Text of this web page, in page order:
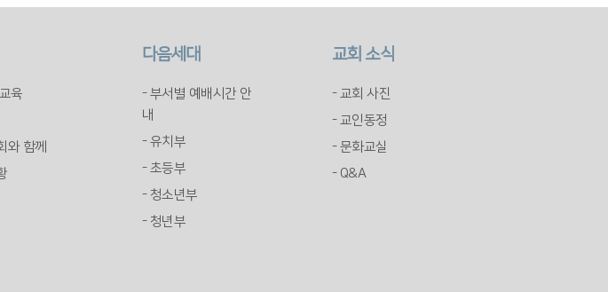
육
와 함께
다음세대
- 부서별 예배시간 안
내
- 유치부
- 초등부
- 청소년부
- 청년부
교회 소식
- 교회 사진
- 교인동정
- 문화교실
- Q&A